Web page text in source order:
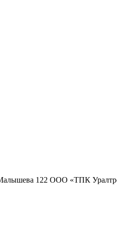
Малышева 122 ООО «ТПК